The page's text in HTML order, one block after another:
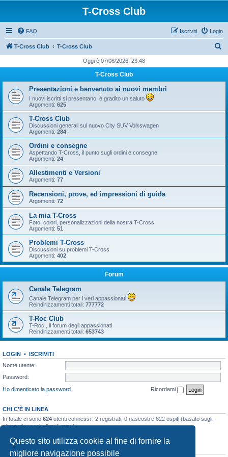
Questo sito utilizza cookie al fine di fornire la
migliore navigazione possibile
T-Cross Club
FAQ Login
Iscriviti
T-Cross Club T-Cross Club
c
Oggi è 07/08/2026, 23:48
T-Cross Club
Presentazioni e benvenuto ai nuovi membri
I nuovi iscritti si presentano, è gradito un saluto
Argomenti: 625
T-Cross Club
Discussioni generali sul nuovo City SUV Volkswagen
Argomenti: 284
Ordini e consegne
Aspettando T-Cross, il punto sugli ordini e consegne
Argomenti: 24
Allestimenti e Versioni
Argomenti: 77
Recensioni, prove, ed impressioni di guida
Argomenti: 72
La mia T-Cross
Foto, colori, personalizzazioni della nostra T-Cross
Argomenti: 51
Problemi T-Cross
Discussioni su problemi T-Cross
Argomenti: 402
Forum
Canale Telegram
Canale Telegram per i veri appassionati
Reindirizzamenti totali: 777772
T-Roc Club
T-Roc , il forum degli appassionati
Reindirizzamenti totali: 653743
LOGIN • ISCRIVITI
Nome utente:
Password:
Ho dimenticato la password
Ricordami
CHI C’È IN LINEA
In totale ci sono 624 utenti connessi : 2 registrati, 0 nascosti e 622 ospiti (basato sugli
utenti attivi negli ultimi 5 minuti)
STATISTICHE